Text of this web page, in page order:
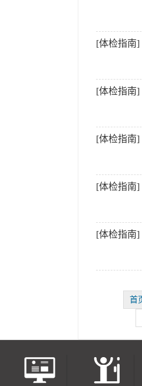
[体检指南]
[体检指南]
[体检指南]
[体检指南]
[体检指南]